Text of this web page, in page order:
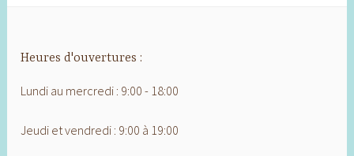
Heures d'ouvertures :
Lundi au mercredi : 9:00 - 18:00
Jeudi et vendredi : 9:00 à 19:00